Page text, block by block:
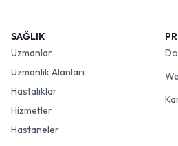
SAĞLIK
Uzmanlar
Uzmanlık Alanları
Hastalıklar
Hizmetler
Hastaneler